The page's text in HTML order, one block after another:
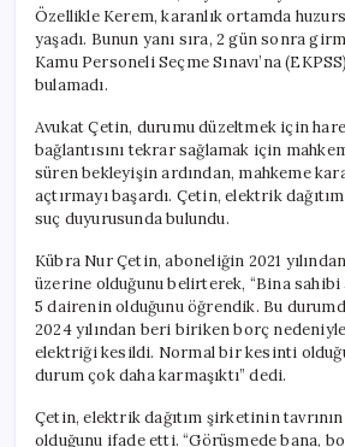
Özellikle Kerem, karanlık ortamda
yaşadı. Bunun yanı sıra, 2 gün sonra
Kamu Personeli Seçme Sınavı’na
bulamadı.
Avukat Çetin, durumu düzeltmek için
bağlantısını tekrar sağlamak için
süren bekleyişin ardından, mahkeme
açtırmayı başardı. Çetin, elektrik
suç duyurusunda bulundu.
Kübra Nur Çetin, aboneliğin 2021
üzerine olduğunu belirterek, “Bina sahibi
5 dairenin olduğunu öğrendik. Bu
2024 yılından beri biriken borç
elektriği kesildi. Normal bir kesinti
durum çok daha karmaşıktı” dedi.
Çetin, elektrik dağıtım şirketinin
olduğunu ifade etti. “Görüşmede bana,